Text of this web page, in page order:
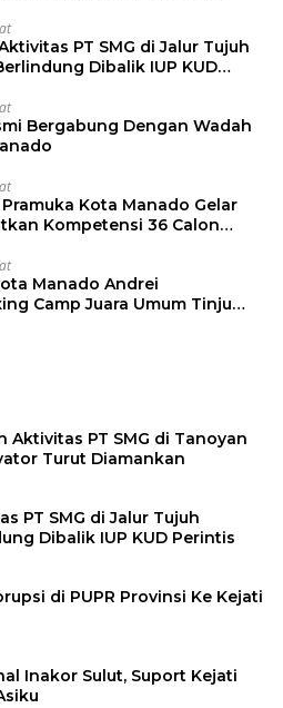
PT SMG di Jalur Tujuh
Dibalik IUP KUD
Bergabung Dengan Wadah
Kota Manado Gelar
Kompetensi 36 Calon
Manado Andrei
Camp Juara Umum Tinju
Aktivitas PT SMG di Tanoyan
Turut Diamankan
PT SMG di Jalur Tujuh
Dibalik IUP KUD Perintis
di PUPR Provinsi Ke Kejati
Inakor Sulut, Suport Kejati